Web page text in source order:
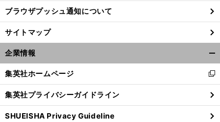
ブラウザプッシュ通知について
サイトマップ
企業情報
閉
る
集英社ホームページ
新
し
い
ウ
ィ
集英社プライバシーガイドライン
SHUEISHA Privacy Guideline